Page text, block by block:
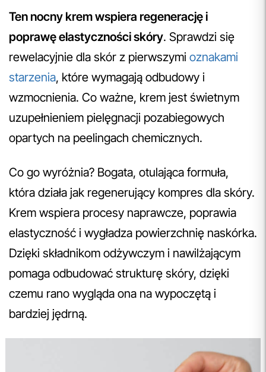
Ten nocny krem wspiera regenerację i
poprawę elastyczności skóry. Sprawdzi się
rewelacyjnie dla skór z pierwszymi oznakami
starzenia, które wymagają odbudowy i
wzmocnienia. Co ważne, krem jest świetnym
uzupełnieniem pielęgnacji pozabiegowych
opartych na peelingach chemicznych.
Co go wyróżnia? Bogata, otulająca formuła,
która działa jak regenerujący kompres dla skóry.
Krem wspiera procesy naprawcze, poprawia
elastyczność i wygładza powierzchnię naskórka.
Dzięki składnikom odżywczym i nawilżającym
pomaga odbudować strukturę skóry, dzięki
czemu rano wygląda ona na wypoczętą i
bardziej jędrną.